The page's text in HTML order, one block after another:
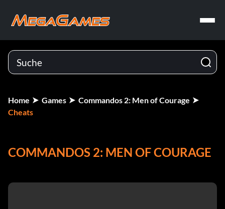
Home Games
Commandos 2: Men of Courage
Cheats
COMMANDOS 2: MEN OF COURAGE